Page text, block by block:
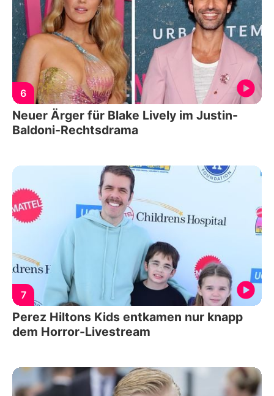
6
Neuer Ärger für Blake Lively im Justin-
Baldoni-Rechtsdrama
7
Perez Hiltons Kids entkamen nur knapp
dem Horror-Livestream